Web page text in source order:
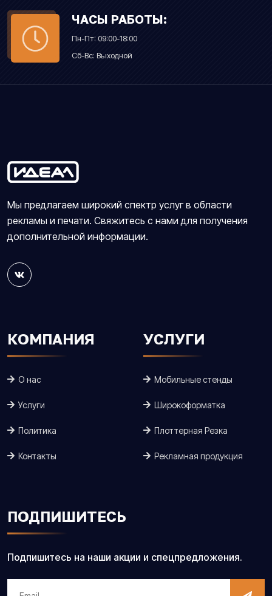
ЧАСЫ РАБОТЫ:
Пн-Пт: 09:00-18:00
Сб-Вс: Выходной
Мы предлагаем широкий спектр услуг в области
рекламы и печати. Свяжитесь с нами для получения
дополнительной информации.
КОМПАНИЯ
О нас
Услуги
Политика
Контакты
УСЛУГИ
Мобильные стенды
Широкоформатка
Плоттерная Резка
Рекламная продукция
ПОДПИШИТЕСЬ
Подпишитесь на наши акции и спецпредложения.